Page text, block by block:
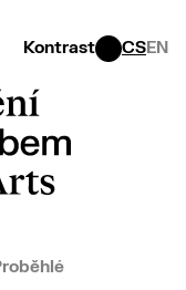
Kontrast CSEN